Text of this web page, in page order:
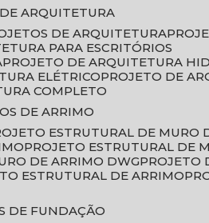
DE ARQUITETURA
DE ARQUITETURA
PARA ESCRITÓRIOS
PROJETO DE ARQUITETURA
ELÉTRICO
PROJETO DE
COMPLETO
DE ARRIMO
ESTRUTURAL DE
PROJETO ESTRUTURAL DE
DE ARRIMO DWG
ESTRUTURAL DE ARRIMO
DE FUNDAÇÃO